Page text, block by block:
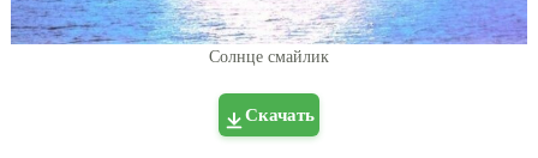
Солнце смайлик
Скачать